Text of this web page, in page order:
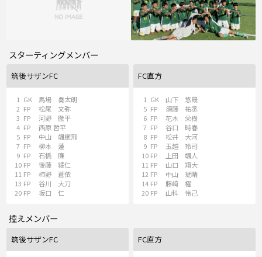
スターティングメンバー
筑後サザンFC
1 GK
馬場 奏太朗
2 FP
松尾 文弥
3 FP
河野 徹平
4 FP
西原 哲平
5 FP
中山 颯癒飛
7 FP
柳本 蓮
9 FP
石橋 廉
10 FP
後藤 綾仁
11 FP
柿野 蒼依
13 FP
谷川 大刀
20 FP 坂口 仁
FC直方
1 GK
山下 悠晟
5 FP
須藤 祐丞
6 FP
花木 栄樹
7 FP
谷口 時春
8 FP
松井 大河
9 FP
玉越 玲司
10 FP
上田 颯人
11 FP
山口 翔大
12 FP
中山 琥晴
14 FP
藤﨑 櫂
20 FP 山科 怜己
控えメンバー
筑後サザンFC FC直方